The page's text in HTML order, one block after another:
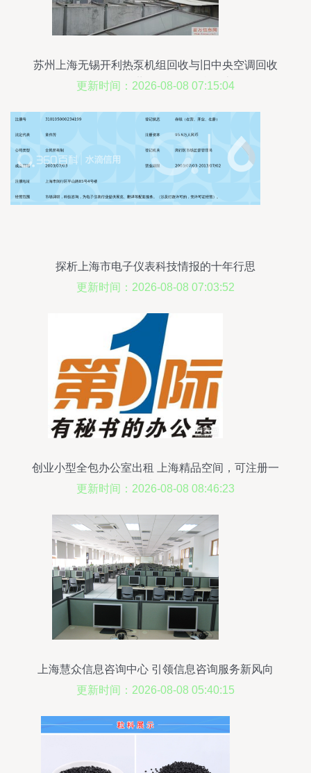
苏州上海无锡开利热泵机组回收与旧中央空调回收
的价值分析——依托世界工厂网平台的上海信息咨
更新时间：2026-08-08 07:15:04
探析上海市电子仪表科技情报的十年行思
更新时间：2026-08-08 07:03:52
创业小型全包办公室出租 上海精品空间，可注册一
站式服务
更新时间：2026-08-08 08:46:23
上海慧众信息咨询中心 引领信息咨询服务新风向
更新时间：2026-08-08 05:40:15